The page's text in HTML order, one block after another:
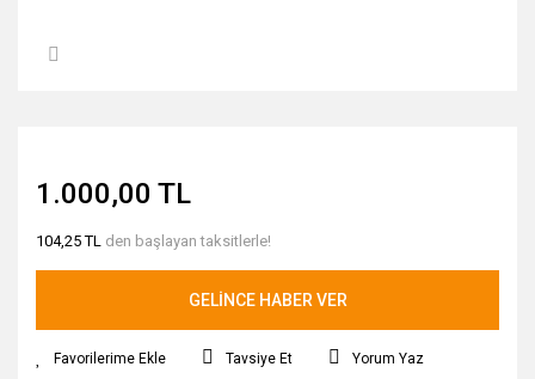
1.000,00 TL
104,25 TL den başlayan taksitlerle!
GELİNCE HABER VER
Tavsiye Et Yorum Yaz